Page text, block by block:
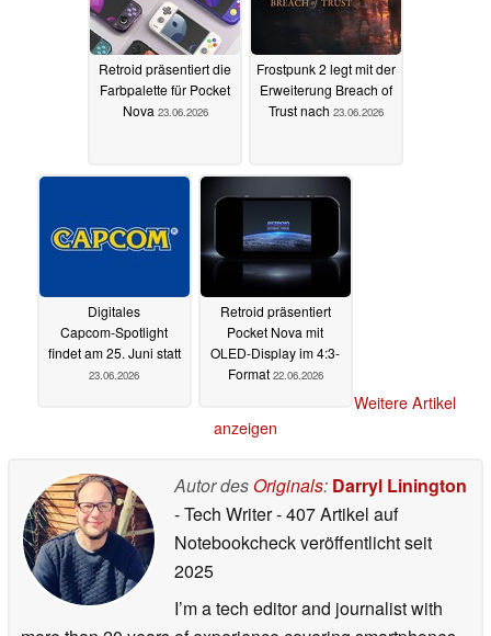
Retroid präsentiert die
Farbpalette für Pocket
Nova 23.06.2026
Frostpunk 2 legt mit der
Erweiterung Breach of
Trust nach 23.06.2026
Digitales
Capcom‑Spotlight
findet am 25. Juni statt
23.06.2026
Retroid präsentiert
Pocket Nova mit
OLED-Display im 4:3-
Format 22.06.2026
Weitere Artikel
anzeigen
Autor des Originals: Darryl Linington
- Tech Writer- 407 Artikel auf
Notebookcheck veröffentlichtseit
2025
I’m a tech editor and journalist with